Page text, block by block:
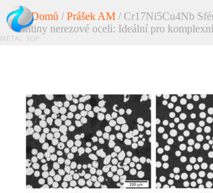
Domů / Prášek AM/ Cr17Ni5Cu4Nb
slitiny nerezové oceli: Ideální pro